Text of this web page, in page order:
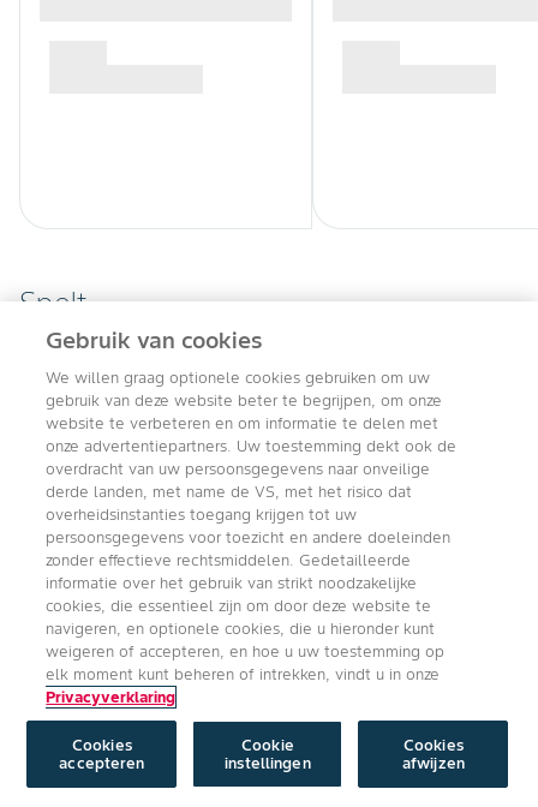
Spelt
Gebruik van cookies
We willen graag optionele cookies gebruiken om uw
gebruik van deze website beter te begrijpen, om onze
website te verbeteren en om informatie te delen met
onze advertentiepartners. Uw toestemming dekt ook de
overdracht van uw persoonsgegevens naar onveilige
derde landen, met name de VS, met het risico dat
overheidsinstanties toegang krijgen tot uw
persoonsgegevens voor toezicht en andere doeleinden
zonder effectieve rechtsmiddelen. Gedetailleerde
informatie over het gebruik van strikt noodzakelijke
cookies, die essentieel zijn om door deze website te
navigeren, en optionele cookies, die u hieronder kunt
weigeren of accepteren, en hoe u uw toestemming op
elk moment kunt beheren of intrekken, vindt u in onze
Privacyverklaring
Cookie
instellingen
Cookies
afwijzen
Cookies
accepteren